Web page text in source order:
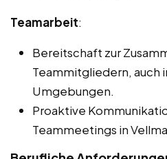
Teamarbeit:
Bereitschaft zur
Teammitgliedern, auch
Umgebungen.
Proaktive
Teammeetings in